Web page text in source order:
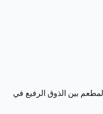
بين الذوق الرفيع في